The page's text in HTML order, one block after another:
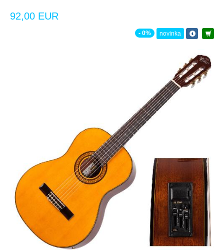
92,00 EUR
- 0% novinka